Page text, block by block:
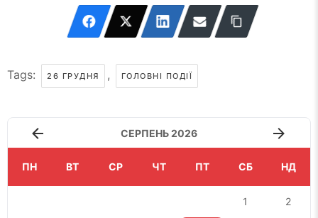
Tags: 26 ГРУДНЯ , ГОЛОВНІ ПОДІЇ
СЕРПЕНЬ 2026
ПН ВТ СР ЧТ ПТ СБ НД
1 2